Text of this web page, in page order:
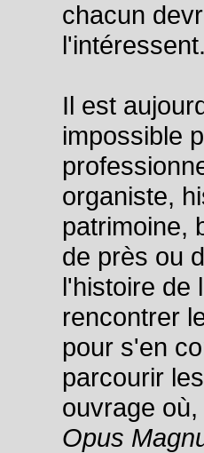
chacun
Il est
impossible
organiste,
patrimoine,
de près ou
l'histoire de
rencontrer
pour s'en
parcourir
ouvrage
Opus